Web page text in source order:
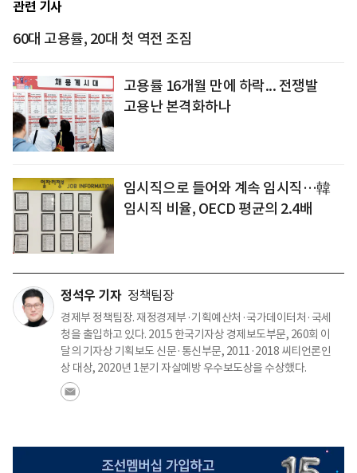
관련 기사
60대 고용률, 20대 첫 역전 조짐
고용률 16개월 만에 하락... 전쟁발
고용난 본격화하나
임시직으로 들어와 계속 임시직…韓
임시직 비율, OECD 평균의 2.4배
정석우 기자 정책팀장
경제부 정책팀장. 재정경제부·기획예산처·국가데이터처·국세
청을 출입하고 있다. 2015 한국기자상 경제보도부문, 260회 이
달의 기자상 기획보도 신문·통신부문, 2011·2018 씨티언론인
상 대상, 2020년 1분기 자살예방 우수보도상을 수상했다.